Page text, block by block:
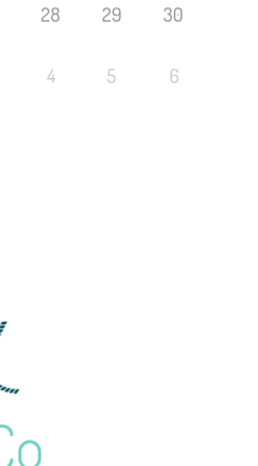
28 29 30
4 5 6